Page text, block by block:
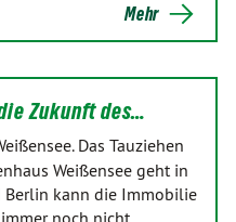
Mehr
Zukunft des…
Das Tauziehen
Weißensee geht in
Berlin kann die Immobilie
noch nicht